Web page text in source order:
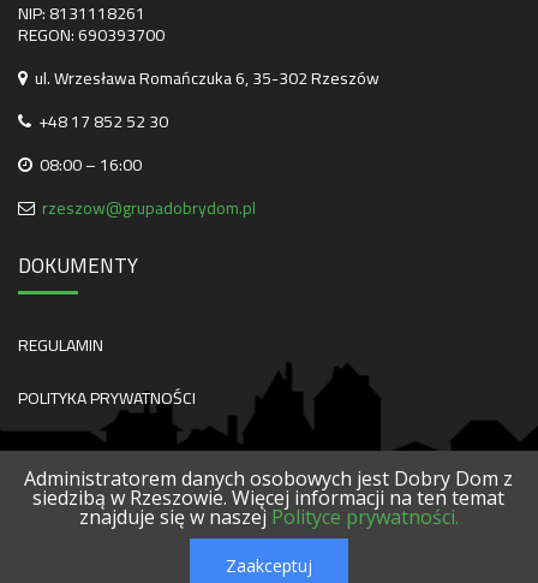
NIP: 8131118261
REGON: 690393700
ul. Wrzesława Romańczuka 6, 35-302 Rzeszów
+48 17 852 52 30
08:00 – 16:00
rzeszow@grupadobrydom.pl
DOKUMENTY
REGULAMIN
POLITYKA PRYWATNOŚCI
SERWISY POLECANE FIRMY
Administratorem danych osobowych jest Dobry Dom z
siedzibą w Rzeszowie. Więcej informacji na ten temat
znajduje się w naszej Polityce prywatności.
Zaakceptuj